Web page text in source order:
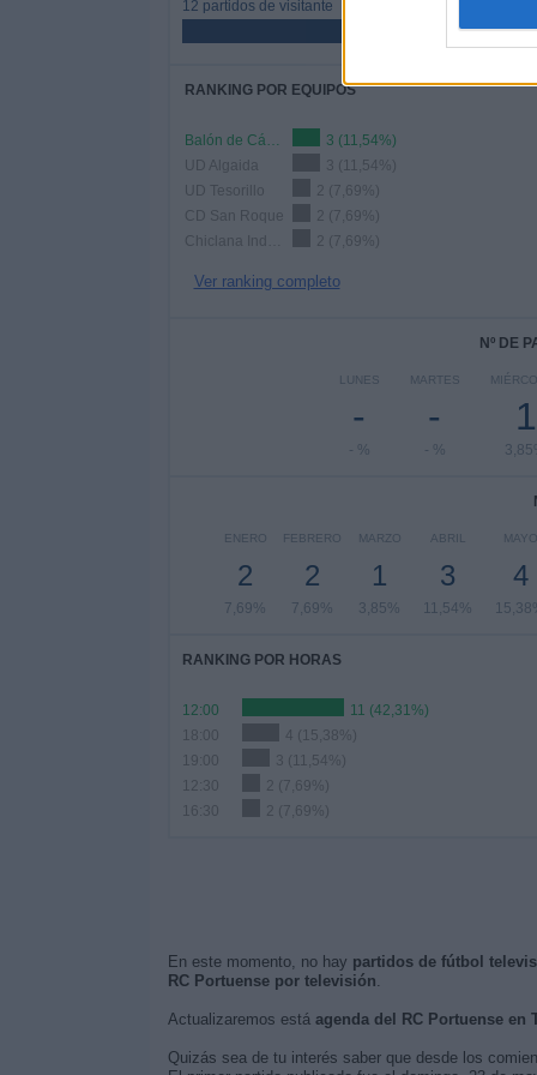
12 partidos de visitante
RANKING POR EQUIPOS
Balón de Cádiz
3 (11,54%)
UD Algaida
3 (11,54%)
UD Tesorillo
2 (7,69%)
CD San Roque
2 (7,69%)
2 (7,69%)
Ver ranking completo
Nº DE
LUNES
-
- %
MARTES
-
- %
1
ENERO
2
7,69%
FEBRERO
2
7,69%
MARZO
1
3,85%
ABRIL
3
11,54%
MAYO
4
RANKING POR HORAS
12:00
11 (42,31%)
18:00
4 (15,38%)
19:00
3 (11,54%)
12:30
2 (7,69%)
16:30
2 (7,69%)
En este momento, no hay partidos de fútbol
RC Portuense por televisión.
Actualizaremos está agenda del RC Portuense en
Quizás sea de tu interés saber que desde los